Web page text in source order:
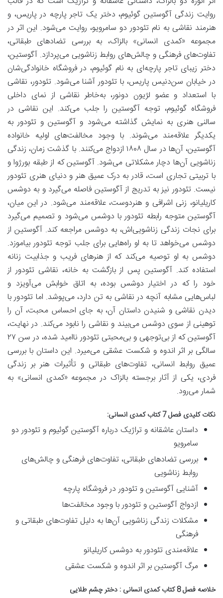
روایت زندگیآگوستین گوئیوم، دختر یک تاجر پارچه در پاریس، و
هنرمند نقاشی به نام تئودور دو سامرویو، روایت می‌شود. این اثر در
مجموعه «کمدی انسانی» بالزاک، به بررسی تضادهای طبقاتی،
تفاوت‌های فرهنگی و چالش‌های روابط زناشویی می‌پردازد. آگوستین،
دختر زیبای تاجر پارچه‌ای به نام گوئیوم، در فروشگاه خانوادگی‌شان
در خیابان سن‌دنیس پاریس، با تئودور آشنا می‌شود. تئودور، نقاشی
با استعداد و عضو لژیون دونور، به‌خاطر نقاشی از نمای داخلی
فروشگاه گوئیوم، توجه آگوستین را جلب می‌کند. این نقاشی در
سالنی هنری به نمایش گذاشته می‌شود و آگوستین و تئودور به
یکدیگر علاقه‌مند می‌شوند. با وجود مخالفت‌های اولیه خانواده
آگوستین، آن‌ها در سال ۱۸۰۸ ازدواج می‌کنند. با گذشت زمان، زندگی
زناشویی آن‌ها دچار مشکلاتی می‌شود. آگوستین که از طبقه بورژوا و
با تربیتی تجاری است، قادر به درک عمیق هنر و دنیای هنری تئودور
نیست. تئودور نیز به تدریج از آگوستین فاصله می‌گیرد و به دوشس
کاریلیانو، زنی اشرافی و هنردوست، علاقه‌مند می‌شود. در این میان،
آگوستین متوجه رابطه تئودور با دوشس می‌شود و تصمیم می‌گیرد
برای نجات زندگی زناشویی‌اش، به دوشس مراجعه کند. آگوستین از
دوشس می‌خواهد تا به او راه‌هایی برای جلب توجه تئودور بیاموزد.
دوشس به او توصیه می‌کند که از هنرهای فریب و جذابیت زنانه
استفاده کند. آگوستین پس از بازگشت به خانه، نقاشی تئودور از
خود را که در اختیار دوشس بوده، به اتاق خوابش می‌آویزد و
لباس‌هایی مشابه آنچه در نقاشی به تن دارد، می‌پوشد. اما تئودور با
دیدن نقاشی و شنیدن داستان آن، به جای احساس محبت، آن را
توهینی از سوی دوشس می‌بیند و نقاشی را نابود می‌کند. در نهایت،
آگوستین که از بی‌توجهی و بی‌محبتی تئودور ناامید شده، در سن ۲۷
سالگی بر اثر اندوه و شکست عشقی می‌میرد. این داستان با بررسی
عمیق روابط انسانی، تفاوت‌های طبقاتی و تأثیرات هنر بر زندگی
فردی، یکی از آثار برجسته بالزاک در مجموعه «کمدی انسانی» به
شمار می‌رود.
نکات کلیدی فصل 7 کتاب کمدی انسانی:
داستان عاشقانه و تراژیک درباره آگوستین گوئیوم و تئودور دو
سامرویو
بررسی تضادهای طبقاتی، تفاوت‌های فرهنگی و چالش‌های
روابط زناشویی
آشنایی آگوستین و تئودور در فروشگاه پارچه
ازدواج آگوستین و تئودور با وجود مخالفت‌ها
مشکلات زندگی زناشویی آن‌ها به دلیل تفاوت‌های طبقاتی و
فرهنگی
علاقه‌مندی تئودور به دوشس کاریلیانو
مرگ آگوستین بر اثر اندوه و شکست عشقی
خلاصه فصل 8 کتاب کمدی انسانی : دختر چشم طلایی